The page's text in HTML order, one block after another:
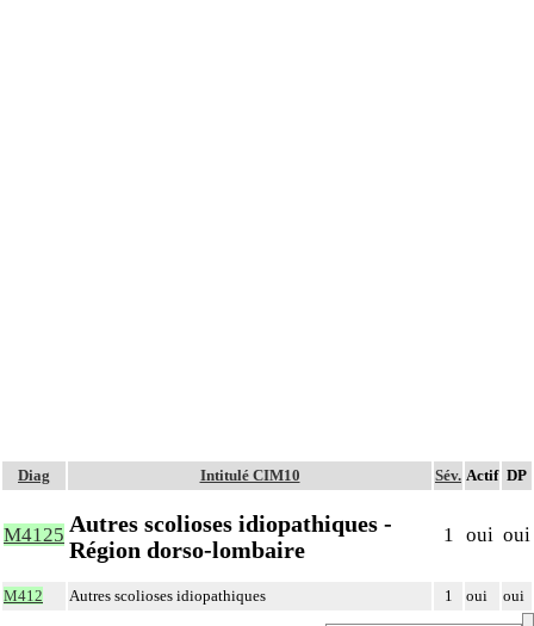
Diag Intitulé CIM10 Sév. Actif DP
M4125 Autres scolioses idiopathiques -
Région dorso-lombaire
1 oui oui
M412 Autres scolioses idiopathiques 1 oui oui